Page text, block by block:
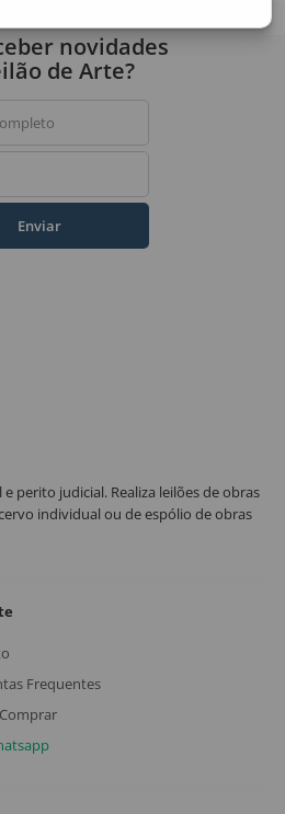
novidades
de Arte?
Enviar
perito judicial. Realiza leilões de obras
individual ou de espólio de obras
Frequentes